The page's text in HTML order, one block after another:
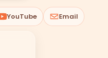
YouTube Email